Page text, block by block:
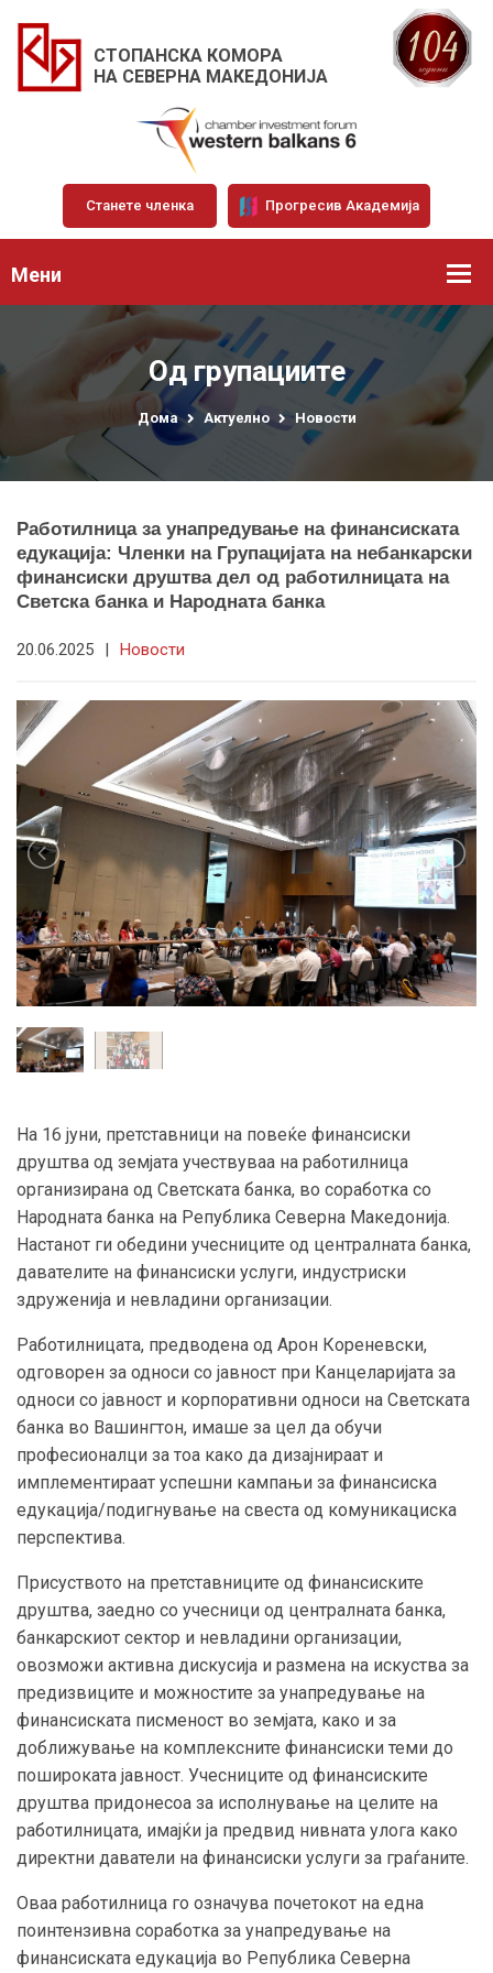
СТОПАНСКА КОМОРА
НА СЕВЕРНА МАКЕДОНИЈА
Станете членка Прогресив Академија
Мени
Од групациите
Дома Актуелно Новости
Работилница за унапредување на финансиската
едукација: Членки на Групацијата на небанкарски
финансиски друштва дел од работилницата на
Светска банка и Народната банка
20.06.2025 | Новости
На 16 јуни, претставници на повеќе финансиски
друштва од земјата учествуваа на работилница
организирана од Светската банка, во соработка со
Народната банка на Република Северна Македонија.
Настанот ги обедини учесниците од централната банка,
давателите на финансиски услуги, индустриски
здруженија и невладини организации.
Работилницата, предводена од Арон Кореневски,
одговорен за односи со јавност при Канцеларијата за
односи со јавност и корпоративни односи на Светската
банка во Вашингтон, имаше за цел да обучи
професионалци за тоа како да дизајнираат и
имплементираат успешни кампањи за финансиска
едукација/подигнување на свеста од комуникациска
перспектива.
Присуството на претставниците од финансиските
друштва, заедно со учесници од централната банка,
банкарскиот сектор и невладини организации,
овозможи активна дискусија и размена на искуства за
предизвиците и можностите за унапредување на
финансиската писменост во земјата, како и за
доближување на комплексните финансиски теми до
пошироката јавност. Учесниците од финансиските
друштва придонесоа за исполнување на целите на
работилницата, имајќи ја предвид нивната улога како
директни даватели на финансиски услуги за граѓаните.
Оваа работилница го означува почетокот на една
поинтензивна соработка за унапредување на
финансиската едукација во Република Северна